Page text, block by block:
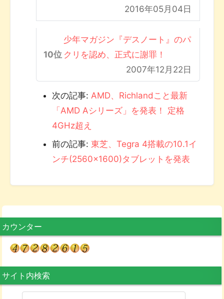
2016年05月04日
少年マガジン『デスノート』のパ
クリを認め、正式に謝罪！
2007年12月22日
次の記事: AMD、Richlandこと最新
「AMD Aシリーズ」を発表！ 定格
4GHz超え
前の記事: 東芝、Tegra 4搭載の10.1イ
ンチ(2560×1600)タブレットを発表
カウンター
サイト内検索